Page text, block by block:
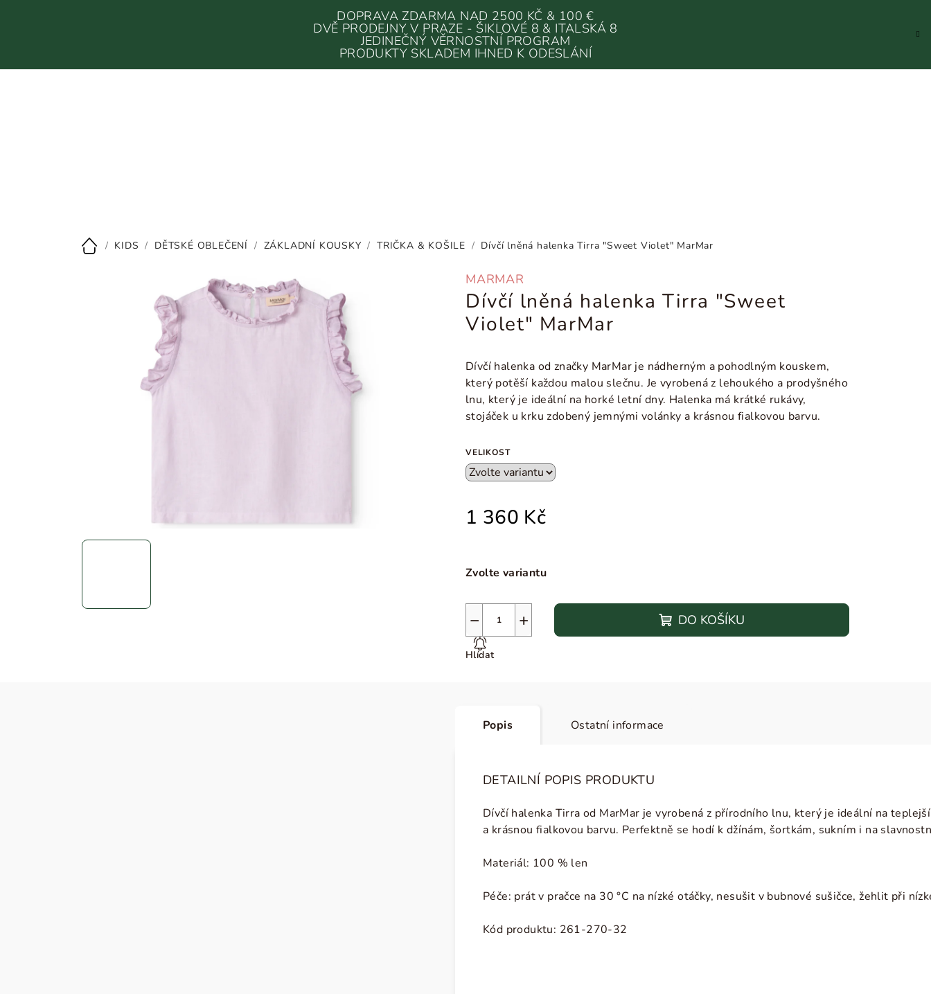
DOPRAVA ZDARMA NAD 2500 KČ & 100 €
DVĚ PRODEJNY V PRAZE - ŠIKLOVÉ 8 & ITALSKÁ 8
JEDINEČNÝ VĚRNOSTNÍ PROGRAM
PRODUKTY SKLADEM IHNED K ODESLÁNÍ
Domů
/ KIDS / DĚTSKÉ OBLEČENÍ / ZÁKLADNÍ KOUSKY / TRIČKA & KOŠILE / Dívčí lněná halenka Tirra "Sweet Violet" MarMar
MARMAR
Dívčí lněná halenka Tirra "Sweet
Violet" MarMar
Dívčí halenka od značky MarMar je nádherným a pohodlným kouskem,
který potěší každou malou slečnu. Je vyrobená z lehoukého a prodyšného
lnu, který je ideální na horké letní dny. Halenka má krátké rukávy,
stojáček u krku zdobený jemnými volánky a krásnou fialkovou barvu.
VELIKOST
1 360 Kč
Zvolte variantu
+
− DO KOŠÍKU
Hlídat
Popis Ostatní informace
DETAILNÍ POPIS PRODUKTU
Dívčí halenka Tirra od MarMar je vyrobená z přírodního lnu, který je ideální na
a krásnou fialkovou barvu. Perfektně se hodí k džínám, šortkám, sukním i na
Materiál: 100 % len
Péče: prát v pračce na 30 °C na nízké otáčky, nesušit v bubnové sušičce, žehlit při
Kód produktu: 261-270-32